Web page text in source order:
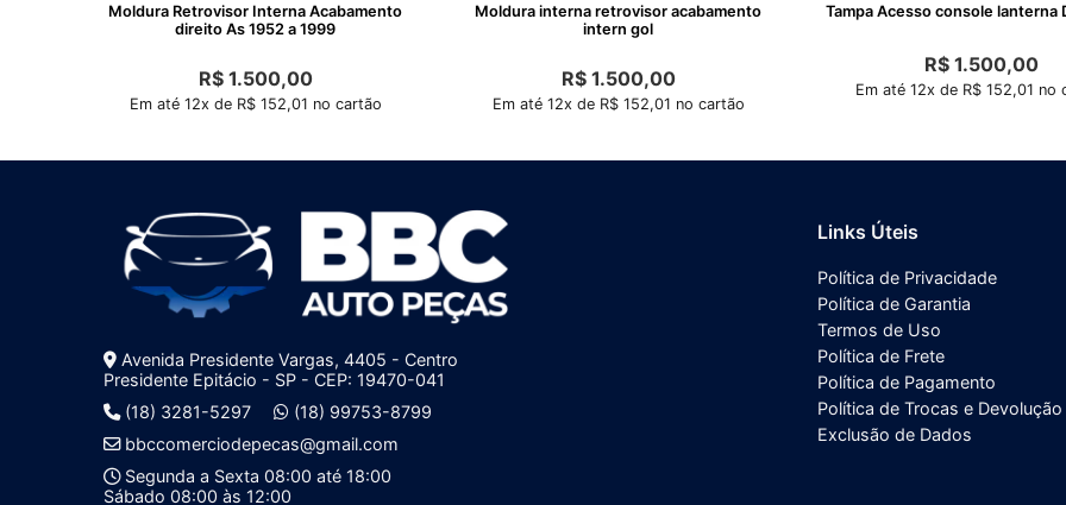
Moldura Retrovisor Interna Acabamento
direito As 1952 a 1999
R$1.500,00
Em até 12x de R$ 152,01 no cartão
Moldura interna retrovisor acabamento
intern gol
R$1.500,00
Em até 12x de R$ 152,01 no cartão
Tampa Acesso console
R$1.500,00
Em até 12x de R$ 152,01 no
Avenida Presidente Vargas, 4405 - Centro
Presidente Epitácio - SP - CEP: 19470-041
(18) 3281-5297
(18) 99753-8799
bbccomerciodepecas@gmail.com
Segunda a Sexta 08:00 até 18:00
Sábado 08:00 às 12:00
Links Úteis
Política de Privacidade
Política de Garantia
Termos de Uso
Política de Frete
Política de Pagamento
Política de Trocas e Devolução
Exclusão de Dados